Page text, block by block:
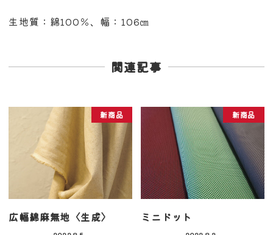
生地質：綿100％、幅：106㎝
関連記事
新商品
広幅綿麻無地〈生成〉
新商品
ミニドット